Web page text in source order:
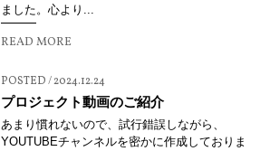
ました。心より...
READ MORE
POSTED / 2024.12.24
プロジェクト動画のご紹介
あまり慣れないので、試行錯誤しながら、
YOUTUBEチャンネルを密かに作成しておりま